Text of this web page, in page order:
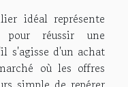
idéal représente
pour réussir une
s'agisse d'un achat
où les offres